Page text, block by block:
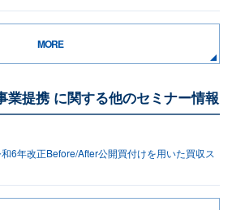
MORE
業提携 に関する他のセミナー情報
6年改正Before/After公開買付けを用いた買収ス